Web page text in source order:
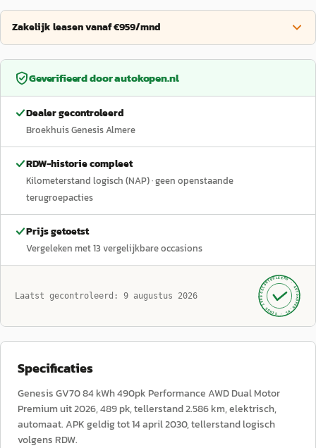
Zakelijk leasen vanaf €959/mnd
Geverifieerd doorautokopen.nl
Dealer gecontroleerd
Broekhuis Genesis Almere
RDW-historie compleet
Kilometerstand logisch (NAP)· geen openstaande
terugroepacties
Prijs getoetst
Vergeleken met13 vergelijkbare occasions
Laatst gecontroleerd: 9 augustus 2026 GECONTROLEERD ·
AUTOKOPEN.NL
· SINDS 1999 ·
Specificaties
Genesis GV70 84 kWh 490pk Performance AWD Dual Motor
Premium uit 2026, 489 pk, tellerstand 2.586 km, elektrisch,
automaat. APK geldig tot 14 april 2030, tellerstand logisch
volgens RDW.